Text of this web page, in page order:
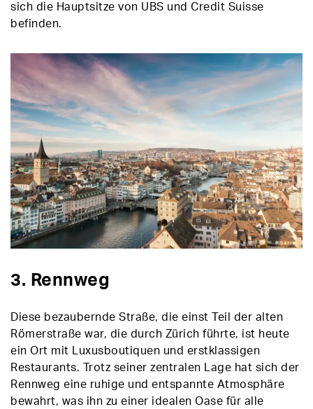
sich die Hauptsitze von UBS und Credit Suisse
befinden.
3. Rennweg
Diese bezaubernde Straße, die einst Teil der alten
Römerstraße war, die durch Zürich führte, ist heute
ein Ort mit Luxusboutiquen und erstklassigen
Restaurants. Trotz seiner zentralen Lage hat sich der
Rennweg eine ruhige und entspannte Atmosphäre
bewahrt, was ihn zu einer idealen Oase für alle